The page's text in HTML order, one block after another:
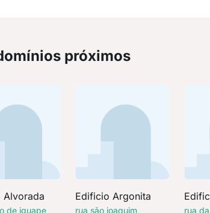
próximos
Alvorada
de iguape
Edificio Argonita
rua são joaquim rua